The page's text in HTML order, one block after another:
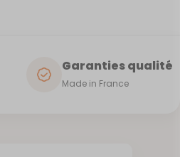
Garanties qualité
Made in France